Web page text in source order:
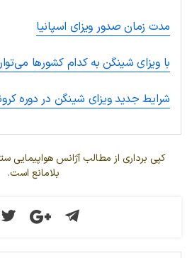
مدت زمان صدور ویزای اسپانیا
با ویزای شینگن به کدام کشورها
شرایط جدید ویزای شینگن در دوره کرونا
کپی برداری از مطالب آژانس هواپیمایی
بلامانع است.